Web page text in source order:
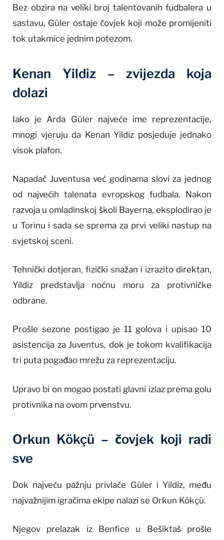
Bez obzira na veliki broj talentovanih fudbalera u
sastavu, Güler ostaje čovjek koji može promijeniti
tok utakmice jednim potezom.
Kenan Yildiz – zvijezda koja
dolazi
Iako je Arda Güler najveće ime reprezentacije,
mnogi vjeruju da Kenan Yildiz posjeduje jednako
visok plafon.
Napadač Juventusa već godinama slovi za jednog
od najvećih talenata evropskog fudbala. Nakon
razvoja u omladinskoj školi Bayerna, eksplodirao je
u Torinu i sada se sprema za prvi veliki nastup na
svjetskoj sceni.
Tehnički dotjeran, fizički snažan i izrazito direktan,
Yildiz predstavlja noćnu moru za protivničke
odbrane.
Prošle sezone postigao je 11 golova i upisao 10
asistencija za Juventus, dok je tokom kvalifikacija
tri puta pogađao mrežu za reprezentaciju.
Upravo bi on mogao postati glavni izlaz prema golu
protivnika na ovom prvenstvu.
Orkun Kökçü – čovjek koji radi
sve
Dok najveću pažnju privlače Güler i Yildiz, među
najvažnijim igračima ekipe nalazi se Orkun Kökçü.
Njegov prelazak iz Benfice u Bešiktaš prošle